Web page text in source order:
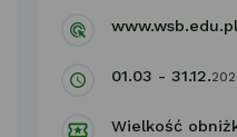
www.wsb.edu.pl
01.03 - 31.12.
Wielkość